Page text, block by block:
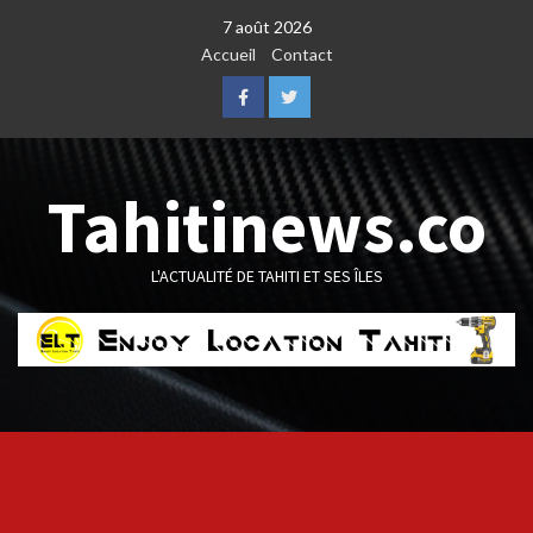
7 août 2026
Accueil
Contact
FacebookTwitter
Tahitinews.co
L'ACTUALITÉ DE TAHITI ET SES ÎLES